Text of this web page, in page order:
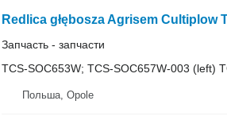
Запчасть - запчасти
TCS-SOC653W; TCS-SOC657W-003 (left)
Польша, Opole